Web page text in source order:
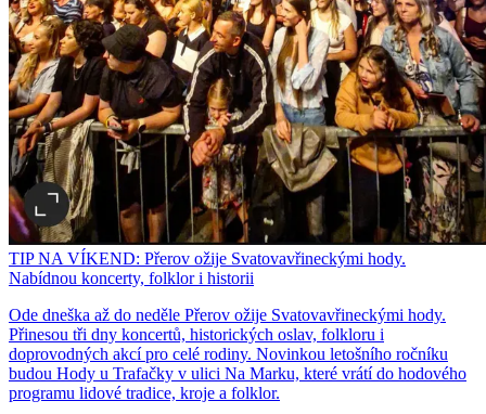
TIP NA VÍKEND: Přerov ožije Svatovavřineckými hody.
Nabídnou koncerty, folklor i historii
Ode dneška až do neděle Přerov ožije Svatovavřineckými hody.
Přinesou tři dny koncertů, historických oslav, folkloru i
doprovodných akcí pro celé rodiny. Novinkou letošního ročníku
budou Hody u Trafačky v ulici Na Marku, které vrátí do hodového
programu lidové tradice, kroje a folklor.